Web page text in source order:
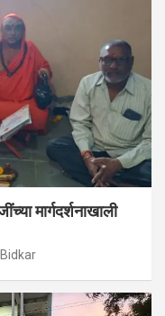
मार्गदर्शनाखाली